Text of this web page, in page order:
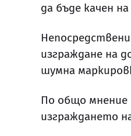
да бъде качен
изграждане на
шумна
По общо мнение
изграждането